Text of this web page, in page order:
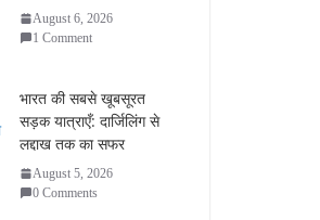
August 6, 2026
1 Comment
भारत की सबसे खूबसूरत
सड़क यात्राएँ: दार्जिलिंग से
लद्दाख तक का सफर
August 5, 2026
0 Comments